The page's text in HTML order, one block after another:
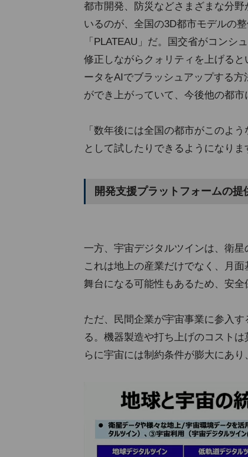
都市開発、防災などさまざまな分
いるのが、全国の3D都市モデルの
「PLATEAU」だ。国交省がコンシ
修正しながらクォリティを上げる
ータをAIでブラッシュアップする
ができ上がっていて、今後他の都市
「数年後には全国の都市がこのよ
として試したりできるようになりま
開発支援プラットフォームの
一方、宇宙デジタルツインは、衛星
これは地上の産業だけでなく、月
舞台になる可能性もあるため、安全
ただ、民間企業が宇宙事業に参入
る。機器製造や打ち上げのコスト
らに宇宙には制約条件が膨大にあ